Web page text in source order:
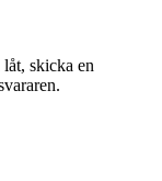
skicka en